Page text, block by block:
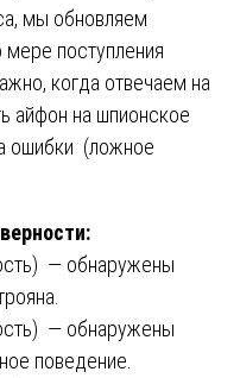
мы обновляем
мере поступления
когда отвечаем на
айфон на шпионское
ошибки (ложное
— обнаружены
— обнаружены
поведение.